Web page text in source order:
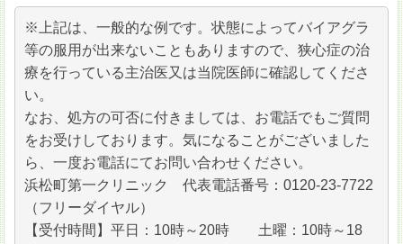
※上記は、一般的な例です。状態によってバイアグラ
等の服用が出来ないこともありますので、狭心症の治
療を行っている主治医又は当院医師に確認してくださ
い。
なお、処方の可否に付きましては、お電話でもご質問
をお受けしております。気になることがございました
ら、一度お電話にてお問い合わせください。
浜松町第一クリニック 代表電話番号：0120-23-7722
（フリーダイヤル）
【受付時間】平日：10時～20時 土曜：10時～18